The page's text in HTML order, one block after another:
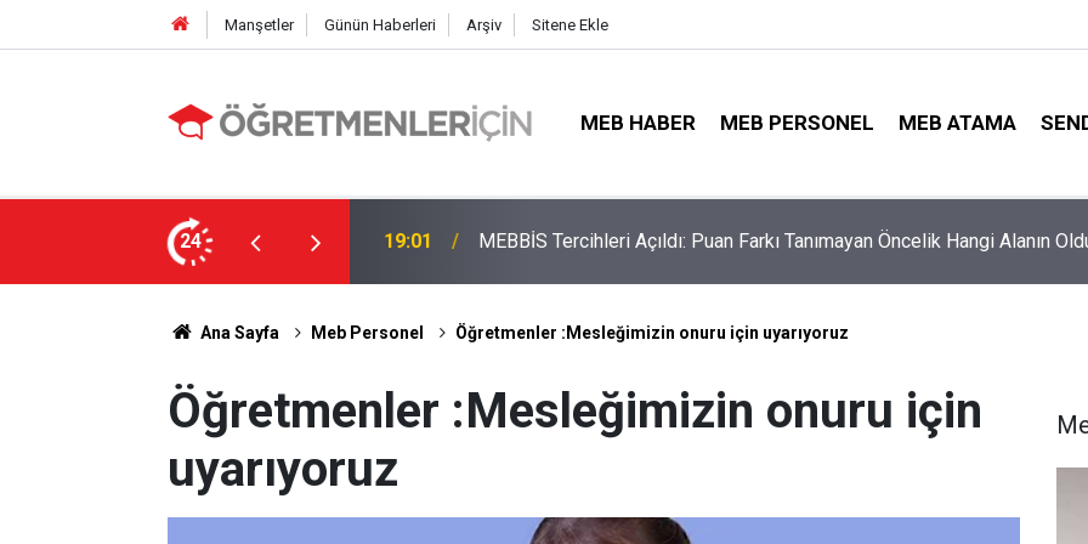
Manşetler Günün Haberleri Arşiv Sitene Ekle
MEB HABER MEB PERSONEL MEB ATAMA
24
Tanımayan Öncelik Hangi Alanın Oldu? 09:03
Öğretmenlere Müjdeli Haber: Bu 12 İlde Norm Kadro Tıkanıklığı
Yaşanmayacak
Ana Sayfa Meb Personel Öğretmenler :Mesleğimizin onuru için uyarıyoruz
Öğretmenler :Mesleğimizin onuru için
uyarıyoruz